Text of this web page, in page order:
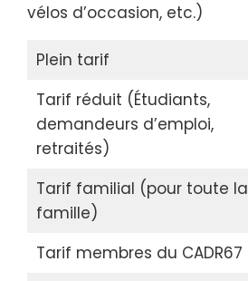
vélos d’occasion, etc.)
Plein tarif
Tarif réduit (Étudiants,
demandeurs d’emploi,
retraités)
Tarif familial (pour toute la
famille)
Tarif membres du CADR67